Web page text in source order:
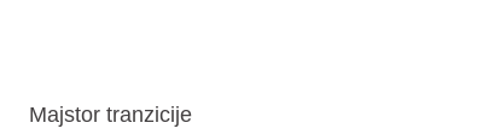
Majstor tranzicije